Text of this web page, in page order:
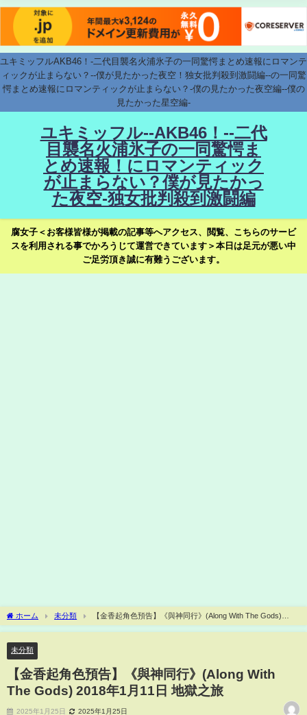
ユキミッフルAKB46！-二代目襲名火浦氷子の一同驚愕まとめ速報にロマンテ
ィックが止まらない？--僕が見たかった夜空！独女批判殺到激闘編--の一同驚
愕まとめ速報にロマンティックが止まらない？-僕の見たかった夜空編--僕の
見たかった星空編-
ユキミッフル--AKB46！--二代
目襲名火浦氷子の一同驚愕ま
とめ速報！にロマンティック
が止まらない？僕が見たかっ
た夜空-独女批判殺到激闘編
腐女子＜お客様皆様が掲載の記事等へアクセス、閲覧、こちらのサービ
スを利用される事でかろうじて運営できています＞本日は足元が悪い中
ご足労頂き誠に有難うございます。
ホーム 未分類
【金香起角色預告】《與神同行》(Along With The Gods)
2018年1月11日 地獄之旅
未分類
【金香起角色預告】《與神同行》(Along With
The Gods) 2018年1月11日 地獄之旅
2025年1月25日 2025年1月25日